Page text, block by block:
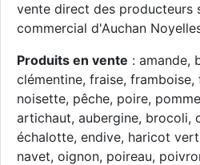
vente direct des producteurs
commercial d'Auchan
Produits en vente : amande,
clémentine, fraise,
noisette, pêche, poire,
artichaut, aubergine, brocoli,
échalotte, endive, haricot
navet, oignon, poireau,